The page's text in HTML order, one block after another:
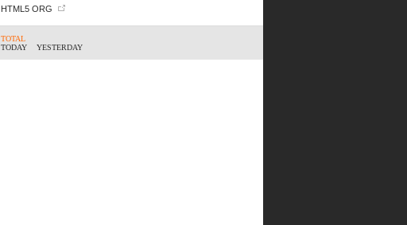
HTML5 ORG
TOTAL
TODAY
YESTERDAY